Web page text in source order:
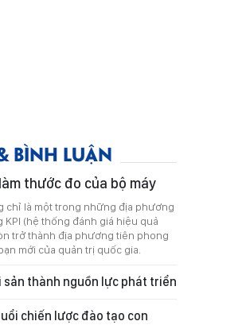
BÌNH LUẬN
thước đo của bộ máy
chỉ là một trong những địa phương
KPI (hệ thống đánh giá hiệu quả
trở thành địa phương tiên phong
mới của quản trị quốc gia.
sản thành nguồn lực phát triển
chiến lược đào tạo con